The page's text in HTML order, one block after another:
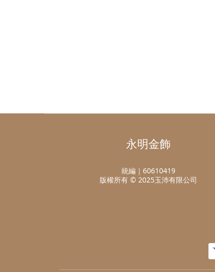
永明金飾
統編｜60610419
版權所有 © 2025玉沛有限公司